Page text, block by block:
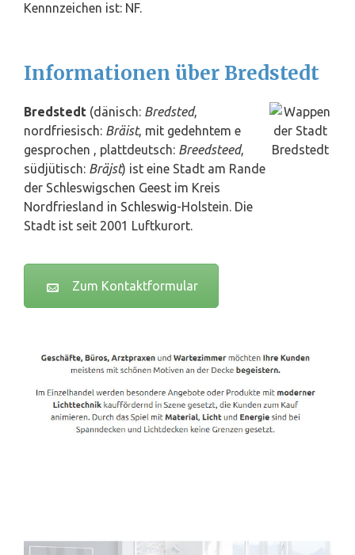
Kennnzeichen ist: NF.
Informationen über Bredstedt
Bredstedt (dänisch: Bredsted,
nordfriesisch: Bräist, mit gedehntem e
gesprochen , plattdeutsch: Breedsteed,
südjütisch: Bräjst) ist eine Stadt am Rande
der Schleswigschen Geest im Kreis
Nordfriesland in Schleswig-Holstein. Die
Stadt ist seit 2001 Luftkurort.
Zum Kontaktformular